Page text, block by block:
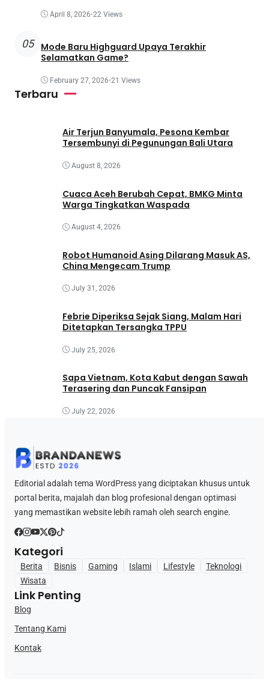
April 8, 2026•22 Views
05
Mode Baru Highguard Upaya Terakhir
Selamatkan Game?
February 27, 2026•21 Views
Terbaru
Air Terjun Banyumala, Pesona Kembar
Tersembunyi di Pegunungan Bali Utara
August 8, 2026
Cuaca Aceh Berubah Cepat, BMKG Minta
Warga Tingkatkan Waspada
August 4, 2026
Robot Humanoid Asing Dilarang Masuk AS,
China Mengecam Trump
July 31, 2026
Febrie Diperiksa Sejak Siang, Malam Hari
Ditetapkan Tersangka TPPU
July 25, 2026
Sapa Vietnam, Kota Kabut dengan Sawah
Terasering dan Puncak Fansipan
July 22, 2026
Editorial adalah tema WordPress yang diciptakan khusus untuk
portal berita, majalah dan blog profesional dengan optimasi
yang memastikan website lebih ramah oleh search engine.
Kategori
Berita Bisnis Gaming Islami Lifestyle
Teknologi
Wisata
Link Penting
Blog
Tentang Kami
Kontak